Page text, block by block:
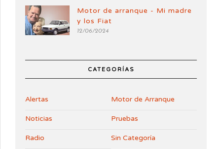
Motor de arranque - Mi madre
y los Fiat
12/06/2024
CATEGORÍAS
Alertas Motor de Arranque
Noticias Pruebas
Radio Sin Categoría